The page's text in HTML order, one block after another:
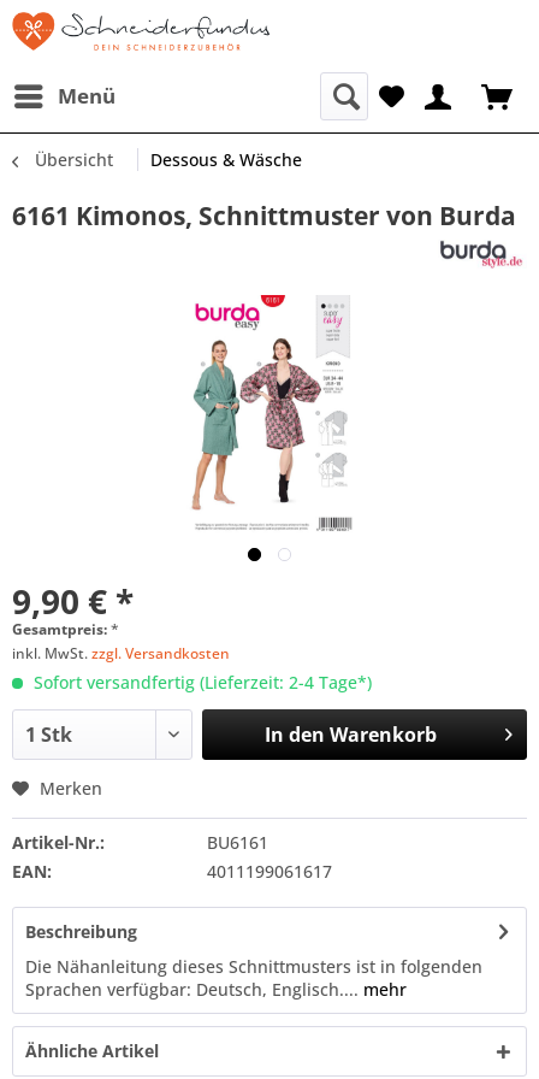
Menü
Übersicht Dessous & Wäsche
6161 Kimonos, Schnittmuster von Burda
9,90 € *
Gesamtpreis:*
inkl. MwSt.zzgl. Versandkosten
Sofort versandfertig (Lieferzeit: 2-4 Tage*)
In den Warenkorb
Merken
Artikel-Nr.:
BU6161
EAN:
4011199061617
Beschreibung
Die Nähanleitung dieses Schnittmusters ist in folgenden
Sprachen verfügbar: Deutsch, Englisch.... mehr
Ähnliche Artikel